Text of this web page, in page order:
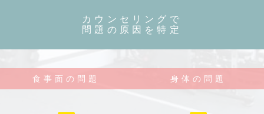
カウンセリングで
問題の原因を特定
食事面の問題 身体の問題